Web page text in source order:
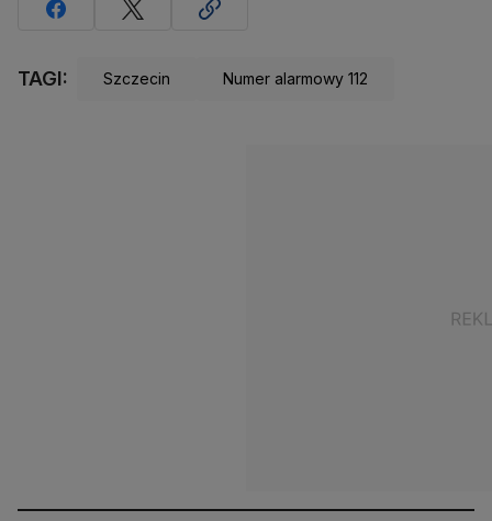
TAGI: Szczecin Numer alarmowy 112